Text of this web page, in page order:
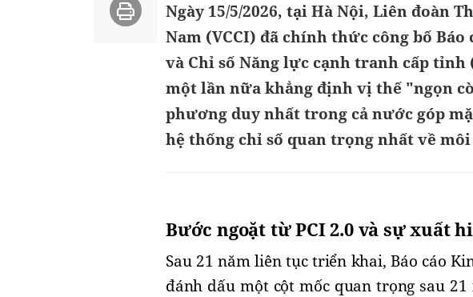
Ngày 15/5/2026, tại Hà Nội, Liên đoàn
Nam (VCCI) đã chính thức công bố
và Chỉ số Năng lực cạnh tranh cấp tỉnh
một lần nữa khẳng định vị thế "ngọn
phương duy nhất trong cả nước góp
hệ thống chỉ số quan trọng nhất về
Bước ngoặt từ PCI 2.0 và sự xuất
Sau 21 năm liên tục triển khai, Báo cáo
đánh dấu một cột mốc quan trọng sau